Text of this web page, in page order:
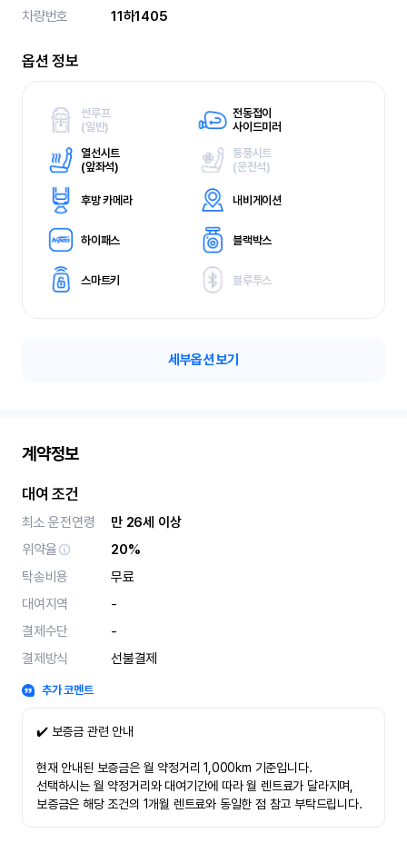
차량번호
11하1405
옵션 정보
썬루프
(일반)
전동접이
사이드미러
열선시트
(앞좌석)
통풍시트
(운전석)
후방 카메라 내비게이션
하이패스 블랙박스
스마트키 블루투스
세부옵션 보기
계약정보
대여 조건
최소 운전연령
만 26세 이상
위약율
20%
탁송비용
무료
대여지역
-
결제수단
-
결제방식
선불결제
추가 코멘트
✔️ 보증금 관련 안내
현재 안내된 보증금은 월 약정거리 1,000km 기준입니다.
선택하시는 월 약정거리와 대여기간에 따라 월 렌트료가 달라지며,
보증금은 해당 조건의 1개월 렌트료와 동일한 점 참고 부탁드립니다.